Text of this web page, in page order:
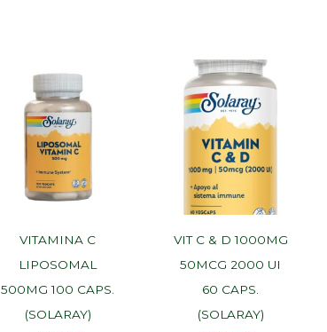
VITAMINA C
LIPOSOMAL
500MG 100 CAPS.
(SOLARAY)
VIT C & D 1000MG
50MCG 2000 UI
60 CAPS.
(SOLARAY)